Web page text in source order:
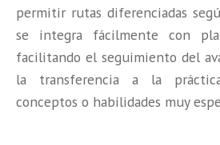
permitir rutas diferenciadas
se integra fácilmente con
facilitando el seguimiento del
la transferencia a la
conceptos o habilidades muy